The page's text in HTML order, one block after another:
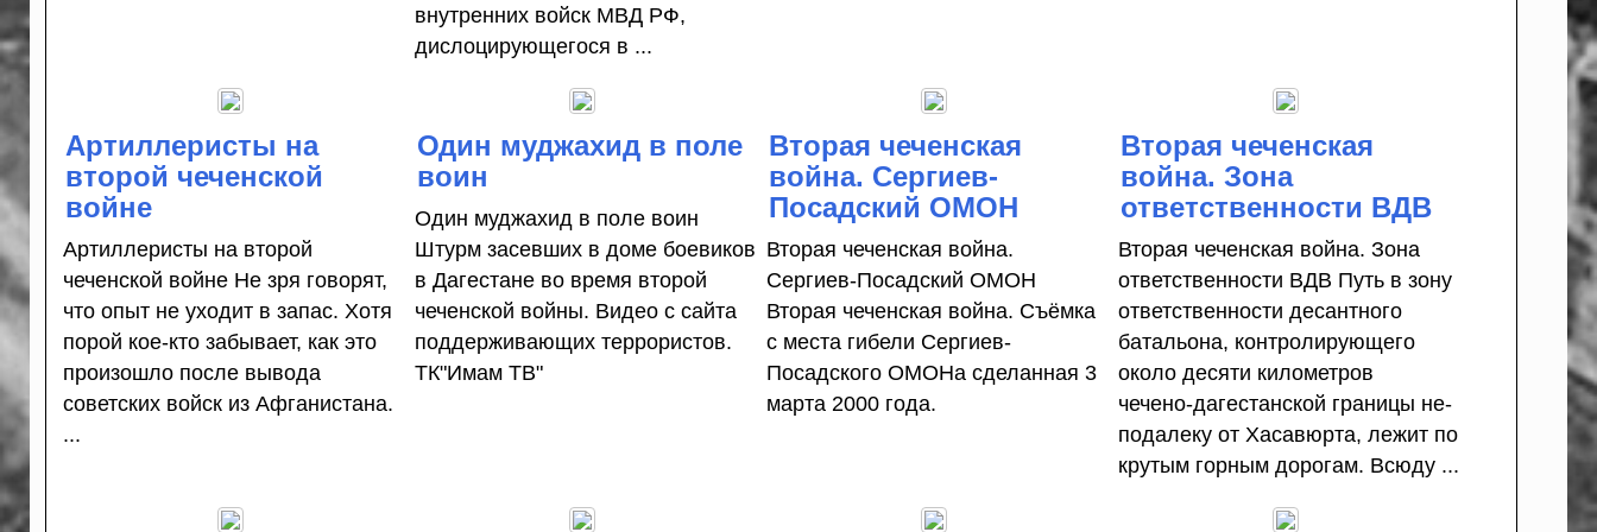
внутренних войск МВД РФ,
дислоцирующегося в ...
Артиллеристы на
второй чеченской
войне
Артиллеристы на второй
чеченской войне Не зря говорят,
что опыт не уходит в запас. Хотя
порой кое-кто забывает, как это
произошло после вывода
советских войск из Афганистана.
...
Один муджахид в поле
воин
Один муджахид в поле воин
Штурм засевших в доме боевиков
в Дагестане во время второй
чеченской войны. Видео с сайта
поддерживающих террористов.
ТК"Имам ТВ"
Вторая чеченская
война. Сергиев-
Посадский ОМОН
Вторая чеченская война.
Сергиев-Посадский ОМОН
Вторая чеченская война. Съёмка
с места гибели Сергиев-
Посадского ОМОНа сделанная 3
марта 2000 года.
Вторая чеченская
война. Зона
ответственности ВДВ
Вторая чеченская война. Зона
ответственности ВДВ Путь в зону
ответственно­сти десантного
батальона, контролирующего
около десяти километров
чечено-­дагестанской границы не­
подалеку от Хасавюрта, ле­жит по
крутым горным до­рогам. Всюду ...